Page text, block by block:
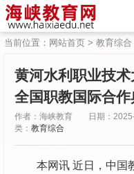
当前位置： 网站首页 > 教育综合
黄河水利职业技
全国职教国际合作
作者：海峡教育 日期：
类： 教育综合
本网讯 近日，中国